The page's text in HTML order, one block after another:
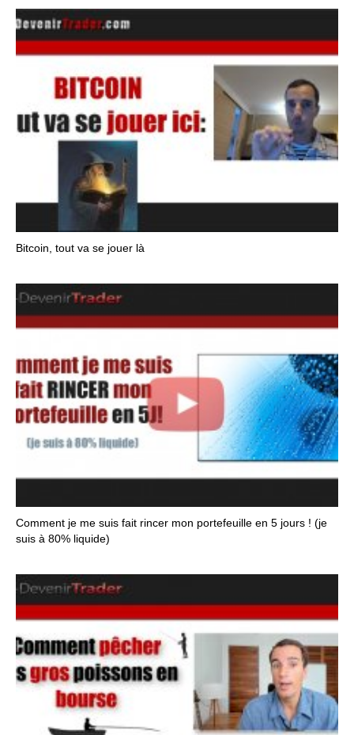
Bitcoin, tout va se jouer là
Comment je me suis fait rincer mon portefeuille en 5 jours ! (je
suis à 80% liquide)